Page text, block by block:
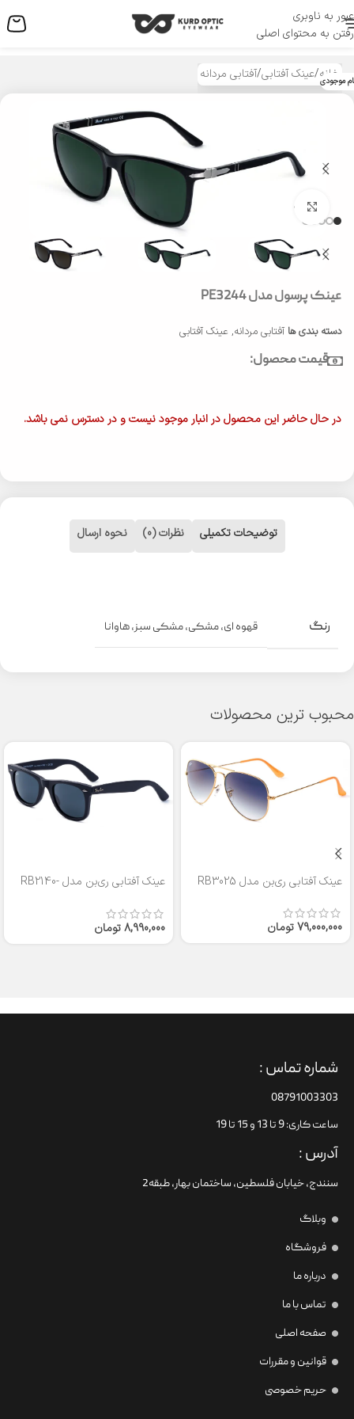
عبور به ناوبری
رفتن به محتوای اصلی
منو
خانه/عینک آفتابی/آفتابی مردانه موجودی
بزرگنمایی تصویر
عینک پرسول مدل PE3244
دسته بندی ها آفتابی مردانه, عینک آفتابی
قیمت محصول:
در حال حاضر این محصول در انبار موجود نیست و در دسترس نمی باشد.
توضیحات تکمیلی نظرات (0) نحوه ارسال
رنگ قهوه ای,مشکی,مشکی سبز,هاوانا
محبوب ترین محصولات
عینک آفتابی ری‌بن مدل RB3025
79,000,000تومان
عینک آفتابی ری‌بن مدل RB2140-
8,990,000تومان
شماره تماس :
08791003303
ساعت کاری: 9 تا 13 و 15 تا 19
آدرس :
سنندج، خیابان فلسطین،‌ ساختمان بهار، طبقه2
وبلاگ
فروشگاه
درباره ما
تماس با ما
صفحه اصلی
قوانین و مقررات
حریم خصوصی